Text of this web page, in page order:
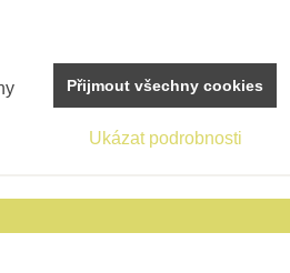
Ukázat podrobnosti
Přijmout všechny cookies